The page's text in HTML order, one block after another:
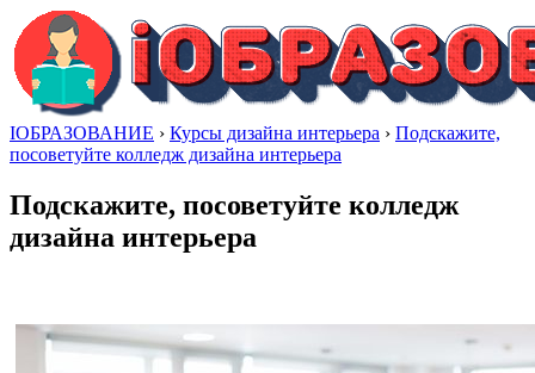
IОБРАЗОВАНИЕ › Курсы дизайна интерьера › Подскажите,
посоветуйте колледж дизайна интерьера
Подскажите, посоветуйте колледж
дизайна интерьера